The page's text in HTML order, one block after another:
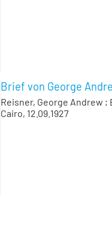
Brief von George
Reisner, George Andrew ;
Cairo, 12.09.1927